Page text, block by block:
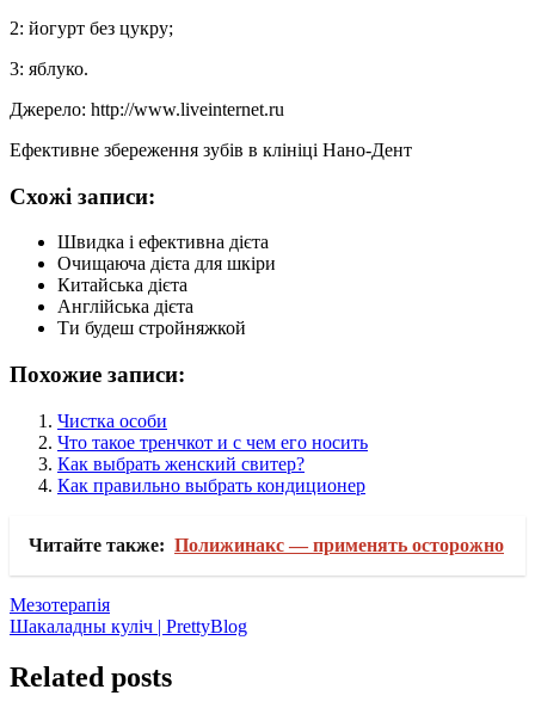
2: йогурт без цукру;
3: яблуко.
Джерело: http://www.liveinternet.ru
Ефективне збереження зубів в клініці Нано-Дент
Схожі записи:
Швидка і ефективна дієта
Очищаюча дієта для шкіри
Китайська дієта
Англійська дієта
Ти будеш стройняжкой
Похожие записи:
Чистка особи
Что такое тренчкот и с чем его носить
Как выбрать женский свитер?
Как правильно выбрать кондиционер
Читайте также: Полижинакс — применять осторожно
Навигация
по
записям
Мезотерапія
Шакаладны куліч | PrettyBlog
Related posts